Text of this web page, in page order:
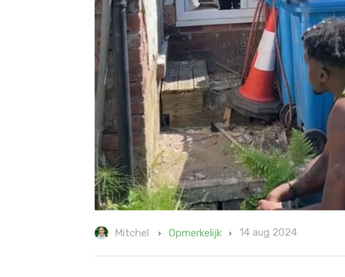
Mitchel Opmerkelijk 14 aug 2024